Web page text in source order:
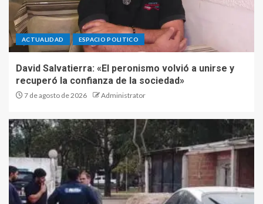
ACTUALIDAD ESPACIO POLITICO
David Salvatierra: «El peronismo volvió a unirse y
recuperó la confianza de la sociedad»
7 de agosto de 2026 Administrator